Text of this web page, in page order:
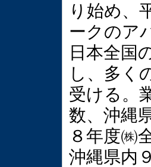
り始め、
ークのア
日本全国
し、多く
受ける。
数、沖縄
８年度㈱
沖縄県内